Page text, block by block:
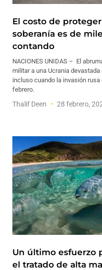
El costo de
soberanía es de
contando
NACIONES UNIDAS – El
militar a una Ucrania
incluso cuando la invasión
febrero.
Thalif Deen 28 febrero,
Un último esfuerzo
el tratado de alta